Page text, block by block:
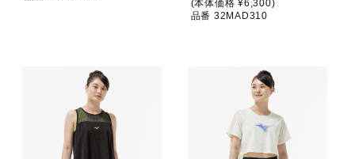
ウォーキングシューズ
ライフスタイルグッズ
インナー
(本体価格 ¥6,300)
品番 32MAD310